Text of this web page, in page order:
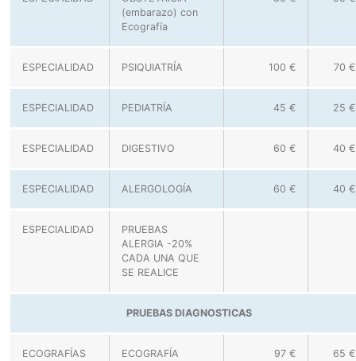
(embarazo) con
Ecografía
ESPECIALIDAD PSIQUIATRÍA 100 € 70 €
ESPECIALIDAD PEDIATRÍA 45 € 25 €
ESPECIALIDAD DIGESTIVO 60 € 40 €
ESPECIALIDAD ALERGOLOGÍA 60 € 40 €
ESPECIALIDAD
PRUEBAS
ALERGIA -20%
CADA UNA QUE
SE REALICE
PRUEBAS DIAGNOSTICAS
ECOGRAFÍAS
ECOGRAFÍA
97 € 65 €